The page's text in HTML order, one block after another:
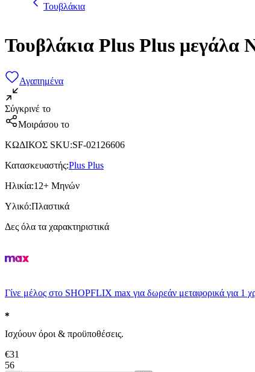
Τουβλάκια
Τουβλάκια Plus Plus μεγάλα
Αγαπημένα
Σύγκρινέ το
Μοιράσου το
ΚΩΔΙΚΟΣ SKU:SF-02126606
Κατασκευαστής:Plus Plus
Ηλικία:12+ Μηνών
Υλικό:Πλαστικά
Δες όλα τα χαρακτηριστικά
Γίνε μέλος στο SHOPFLIX max για δωρεάν μεταφορικά για 1
Ισχύουν όροι & προϋποθέσεις.
€31
56